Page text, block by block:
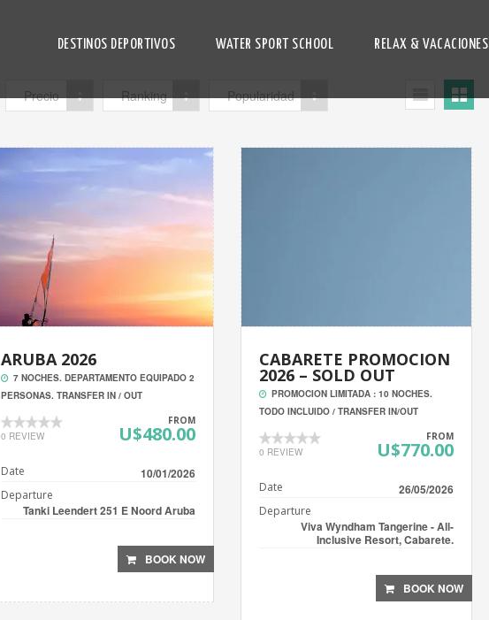
DESTINOS DEPORTIVOS WATER SPORT SCHOOL RELAX & VACACIONES
Precio Ranking Popularidad
ARUBA 2026
7 NOCHES. DEPARTAMENTO EQUIPADO 2
PERSONAS. TRANSFER IN / OUT
0 REVIEW
FROM
U$480.00
Date 10/01/2026
Departure
Tanki Leendert 251 E Noord Aruba
BOOK NOW
CABARETE PROMOCION
2026 – SOLD OUT
PROMOCION LIMITADA : 10 NOCHES.
TODO INCLUIDO / TRANSFER IN/OUT
0 REVIEW
FROM
U$770.00
Date 26/05/2026
Departure
Viva Wyndham Tangerine - All-
Inclusive Resort, Cabarete.
BOOK NOW